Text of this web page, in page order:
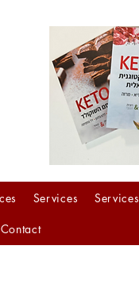
Services
Services
Contact